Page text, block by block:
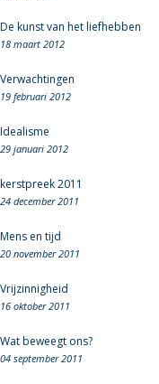
De kunst van het liefhebben
18 maart 2012
Verwachtingen
19 februari 2012
Idealisme
29 januari 2012
kerstpreek 2011
24 december 2011
Mens en tijd
20 november 2011
Vrijzinnigheid
16 oktober 2011
Wat beweegt ons?
04 september 2011